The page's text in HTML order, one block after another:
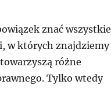
znać wszystkie
w których znajdziemy
różne
Tylko wtedy